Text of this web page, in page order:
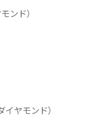
ンド）
ヤモンド）